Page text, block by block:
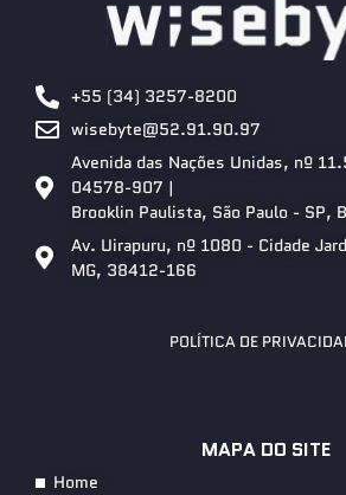
+55 (34) 3257-8200
wisebyte@52.91.90.97
Avenida das Nações Unidas, nº
04578-907 |
Brooklin Paulista, São Paulo - SP,
Av. Uirapuru, nº 1080 - Cidade
MG, 38412-166
POLÍTICA DE
MAPA DO SITE
Home